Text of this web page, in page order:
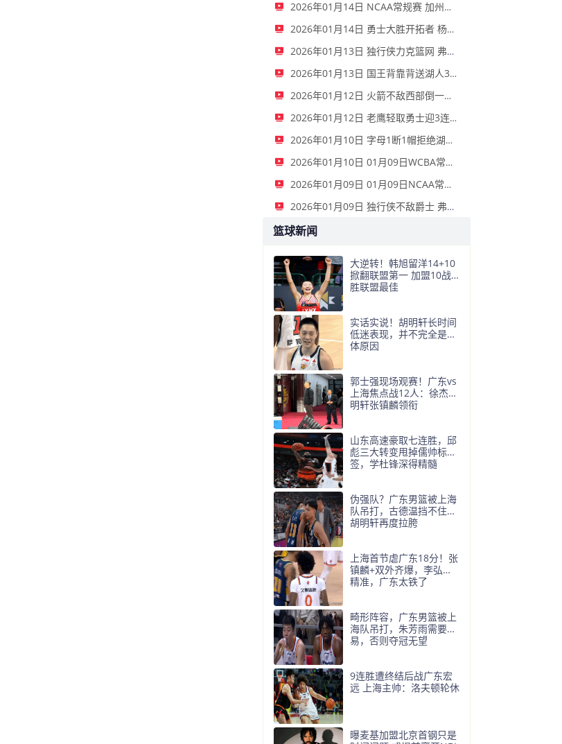
2026年01月14日 NCAA常规赛 加州圣玛丽大学 82 - 68 旧金山大学 全场集锦
2026年01月14日 勇士大胜开拓者 杨瀚森3分2板 巴特勒16+6+5 库里9中2送11助
2026年01月13日 独行侠力克篮网 弗拉格27+5+5 克莱18分 小波特28+9
2026年01月13日 国王背靠背送湖人3连败 东契奇空砍42+7+8+4断 威少22+5+7
2026年01月12日 火箭不敌西部倒一国王遭遇3连败！申京复出19+9 阿门31+13+6
2026年01月12日 老鹰轻取勇士迎3连胜 约翰逊23+11+6 CJ首秀12分 库里31+5
2026年01月10日 字母1断1帽拒绝湖人逆转 詹姆斯26+9+10 东契奇25中8&致命6犯
2026年01月10日 01月09日WCBA常规赛 山西女篮 96 - 73 新疆女篮 全场集锦
2026年01月09日 01月09日NCAA常规赛 俄亥俄州立大学 - 俄勒冈大学 集锦
2026年01月09日 独行侠不敌爵士 弗拉格26+10+8 浓眉21+11&伤退 马尔卡宁33+7
篮球新闻
大逆转！韩旭留洋14+10
掀翻联盟第一 加盟10战9
胜联盟最佳
实话实说！胡明轩长时间
低迷表现，并不完全是身
体原因
郭士强现场观赛！广东vs
上海焦点战12人：徐杰胡
明轩张镇麟领衔
山东高速豪取七连胜，邱
彪三大转变甩掉儒帅标
签，学杜锋深得精髓
伪强队？广东男篮被上海
队吊打，古德温挡不住，
胡明轩再度拉胯
上海首节虐广东18分！张
镇麟+双外齐爆，李弘权
精准，广东太铁了
畸形阵容，广东男篮被上
海队吊打，朱芳雨需要交
易，否则夺冠无望
9连胜遭终结后战广东宏
远 上海主帅：洛夫顿轮休
曝麦基加盟北京首钢只是